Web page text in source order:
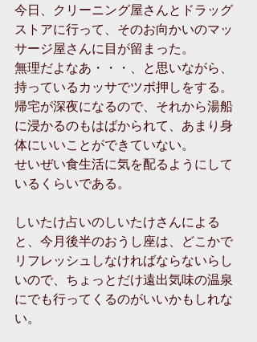
今日、クリーニング屋さんとドラッグ
ストアに行って、そのお向かいのマッ
サージ屋さんに目が留まった。
無理だよなあ・・・、と思いながら、
持っているカッサでツボ押しをする。
帰宅が深夜になるので、それから湯船
に浸かるのもはばかられて、あまり身
体にいいことができていない。
せいぜい食生活に気を配るようにして
いるくらいである。
しいたけ占いのしいたけさんによる
と、今月後半のおうし座は、どこかで
リフレッシュしなければならないらし
いので、ちょっとだけ遠出気味の温泉
にでも行ってくるのがいいかもしれな
い。